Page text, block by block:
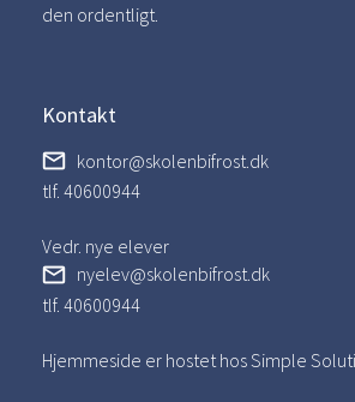
den ordentligt.
Kontakt
kontor@skolenbifrost.dk
tlf. 40600944
Vedr. nye elever
nyelev@skolenbifrost.dk
tlf. 40600944
Hjemmeside er hostet hos Simple